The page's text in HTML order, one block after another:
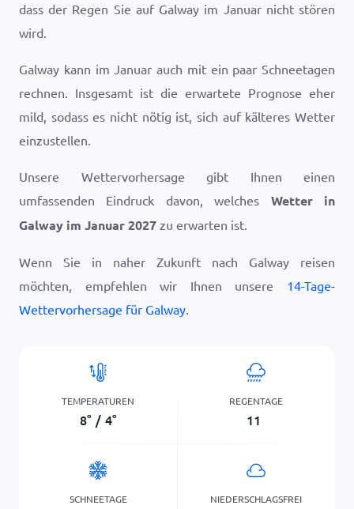
dass der Regen Sie auf Galway im Januar nicht stören
wird.
Galway kann im Januar auch mit ein paar Schneetagen
rechnen. Insgesamt ist die erwartete Prognose eher
mild, sodass es nicht nötig ist, sich auf kälteres Wetter
einzustellen.
Unsere Wettervorhersage gibt Ihnen einen
umfassenden Eindruck davon, welches Wetter in
Galway im Januar 2027 zu erwarten ist.
Wenn Sie in naher Zukunft nach Galway reisen
möchten, empfehlen wir Ihnen unsere 14-Tage-
Wettervorhersage für Galway.
TEMPERATUREN
8° / 4°
REGENTAGE
11
SCHNEETAGE NIEDERSCHLAGSFREI